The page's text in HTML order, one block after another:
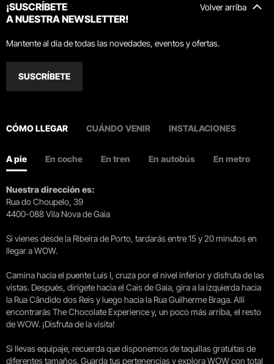
Volver arriba
¡SUSCRÍBETE
A NUESTRA NEWSLETTER!
Mantente al día de todas las novedades, eventos y ofertas.
SUSCRÍBETE
CÓMO LLEGAR CUÁNDO VENIR INSTALACIONES
A pie En coche En tren En autobús En metro
Nuestra dirección es:
Rua do Choupelo, 39
4400-088 Vila Nova de Gaia
Si vienes desde la Ribeira de Porto, tardarás entre 15 y 20 minutos en
llegar a WOW.
Camina hacia el puente Luís I, cruza por el nivel inferior y disfruta de las
vistas. Después, dirígete hacia el Cais de Gaia, gira a la izquierda hacia
la Rua Cândido dos Reis y luego hacia la Rua Guilherme Braga. Allí
encontrarás The Chocolate Experience y, un poco más arriba, el resto
de WOW. ¡Disfruta de la visita!
Si llevas equipaje, recuerda que disponemos de taquillas gratuitas de
diferentes tamaños. Guarda tus pertenencias y explora WOW con total